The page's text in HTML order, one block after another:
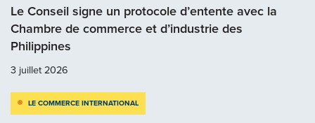
Le Conseil signe un protocole d’entente avec la
Chambre de commerce et d’industrie des
Philippines
3 juillet 2026
LE COMMERCE INTERNATIONAL